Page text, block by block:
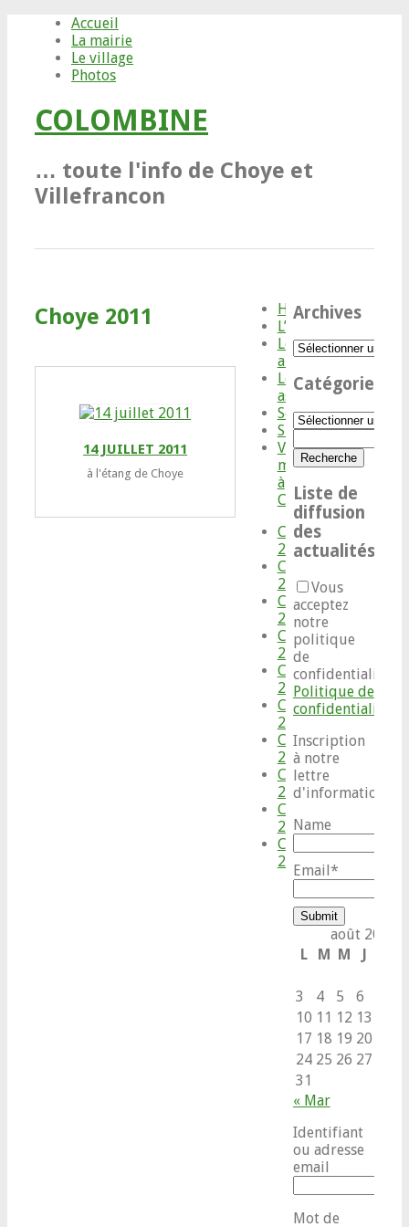
Accueil
La mairie
Le village
Photos
COLOMBINE
… toute l'info de Choye et
Villefrancon
Choye 2011
14 JUILLET 2011
à l'étang de Choye
Histoire
L’IMP
Les
artisans/
Les
associations
Services
Situation
Votre
maison
à
Choye
Choye
2008
Choye
2009
Choye
2010
Choye
2011
Choye
2012
Choye
2014
Choye
2016
Choye
2017
Choye
2018
Choye
2019
Archives
Archives
Catégories
Catégories
Liste de
diffusion
des
actualités
Vous
acceptez
notre
politique
de
confidentialité
Politique de
confidentialité
Inscription
à notre
lettre
d'informations
Name
Email*
août 2026
L
M M
3
4 5 6
10 11 12 13
17 18 19 20
24 25 26 27
31
« Mar
Identifiant
ou adresse
email
Mot de